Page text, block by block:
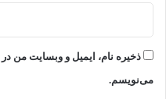
ذخیره نام، ایمیل و وبسایت من
می‌نویسم.